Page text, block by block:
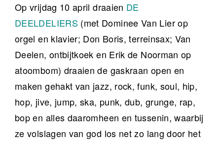
Op vrijdag 10 april draaien DE
DEELDELIERS (met Dominee Van Lier op
orgel en klavier; Don Boris, terreinsax; Van
Deelen, ontbijtkoek en Erik de Noorman op
atoombom) draaien de gaskraan open en
maken gehakt van jazz, rock, funk, soul, hip,
hop, jive, jump, ska, punk, dub, grunge, rap,
bop en alles daaromheen en tussenin, waarbij
ze volslagen van god los net zo lang door het